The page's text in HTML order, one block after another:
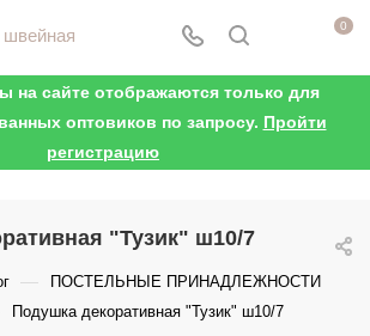
0
на сайте отображаются только для
оптовиков по запросу. Пройти
регистрацию
"Тузик" ш10/7
— ПОСТЕЛЬНЫЕ ПРИНАДЛЕЖНОСТИ
Подушка декоративная "Тузик" ш10/7